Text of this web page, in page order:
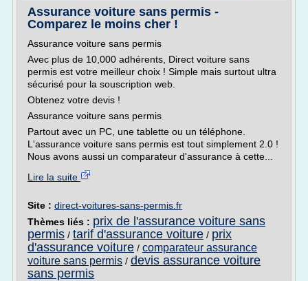
Assurance voiture sans permis -
Comparez le moins cher !
Assurance voiture sans permis
Avec plus de 10,000 adhérents, Direct voiture sans
permis est votre meilleur choix ! Simple mais surtout ultra
sécurisé pour la souscription web.
Obtenez votre devis !
Assurance voiture sans permis
Partout avec un PC, une tablette ou un téléphone.
L'assurance voiture sans permis est tout simplement 2.0 !
Nous avons aussi un comparateur d'assurance à cette...
Lire la suite
Site : direct-voitures-sans-permis.fr
Thèmes liés : prix de l'assurance voiture sans
permis / tarif d'assurance voiture / prix
d'assurance voiture / comparateur assurance
voiture sans permis / devis assurance voiture
sans permis